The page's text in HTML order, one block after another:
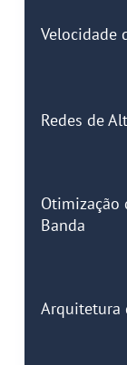
Velocidade
Redes de
Otimização
Banda
Arquitetura